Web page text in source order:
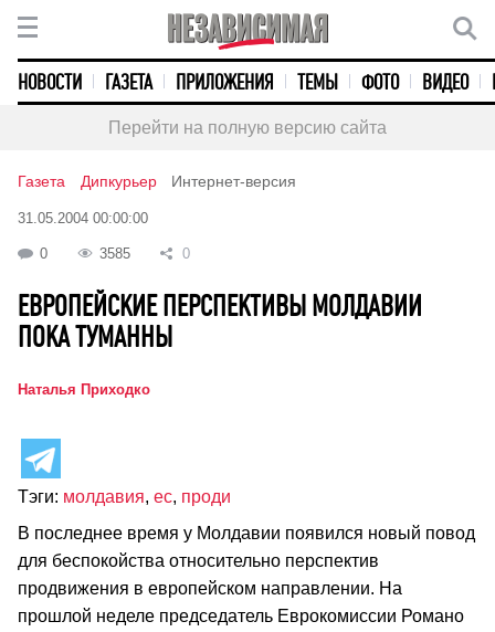
НОВОСТИ ГАЗЕТА ПРИЛОЖЕНИЯ ТЕМЫ ФОТО ВИДЕО
Перейти на полную версию сайта
Газета Дипкурьер Интернет-версия
31.05.2004 00:00:00
0 3585 0
ЕВРОПЕЙСКИЕ ПЕРСПЕКТИВЫ МОЛДАВИИ
ПОКА ТУМАННЫ
Наталья Приходко
Тэги: молдавия, ес, проди
В последнее время у Молдавии появился новый повод
для беспокойства относительно перспектив
продвижения в европейском направлении. На
прошлой неделе председатель Еврокомиссии Романо